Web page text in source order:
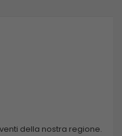
della nostra regione.